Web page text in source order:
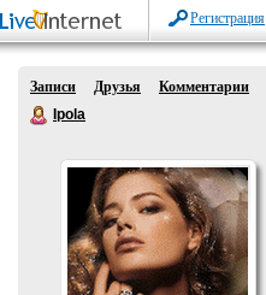
Регистрация
Записи Друзья
Комментарии
Ipola